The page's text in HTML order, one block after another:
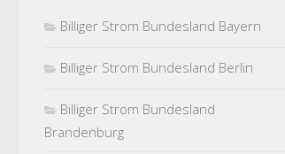
Billiger Strom Bundesland Bayern
Billiger Strom Bundesland Berlin
Billiger Strom Bundesland
Brandenburg